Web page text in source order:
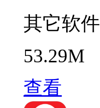
其它软件
53.29M
查看